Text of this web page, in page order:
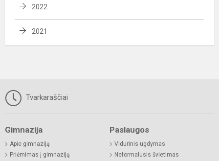
2022
2021
Tvarkaraščiai
Gimnazija
Apie gimnaziją
Priėmimas į gimnaziją
Paslaugos
Vidurinis ugdymas
Neformalusis švietimas